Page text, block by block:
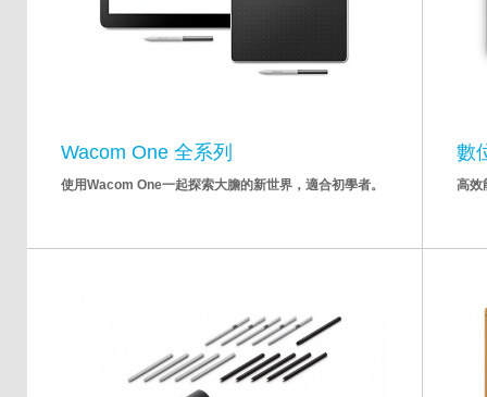
Wacom One 全系列
使用Wacom One一起探索大膽的新世界，適合初學者。
數
高效